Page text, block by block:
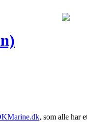
, som alle har